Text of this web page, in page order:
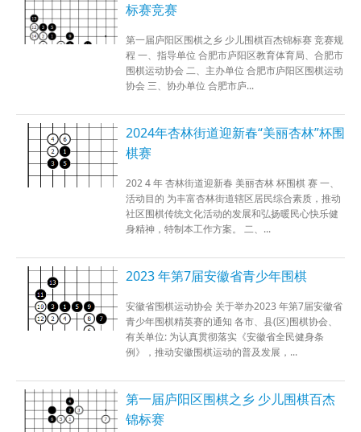
标赛竞赛
第一届庐阳区围棋之乡 少儿围棋百杰锦标赛 竞赛规
程 一、指导单位 合肥市庐阳区教育体育局、合肥市
围棋运动协会 二、主办单位 合肥市庐阳区围棋运动
协会 三、协办单位 合肥市庐...
2024年杏林街道迎新春“美丽杏林”杯围
棋赛
202 4 年 杏林街道迎新春 美丽杏林 杯围棋 赛 一、
活动目的 为丰富杏林街道辖区居民综合素质，推动
社区围棋传统文化活动的发展和弘扬暖民心快乐健
身精神，特制本工作方案。 二、...
2023 年第7届安徽省青少年围棋
安徽省围棋运动协会 关于举办2023 年第7届安徽省
青少年围棋精英赛的通知 各市、县(区)围棋协会、
有关单位: 为认真贯彻落实《安徽省全民健身条
例》，推动安徽围棋运动的普及发展，...
第一届庐阳区围棋之乡 少儿围棋百杰
锦标赛